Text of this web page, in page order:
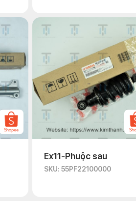
Ex11-Phuộc sau
SKU: 55PF22100000